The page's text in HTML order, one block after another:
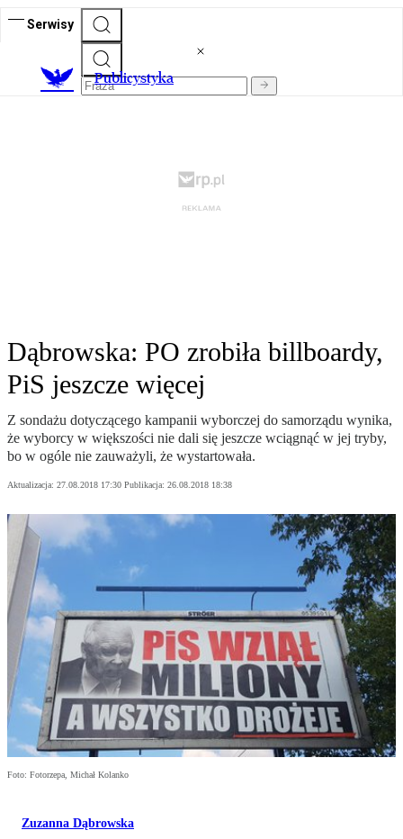
Serwisy
Publicystyka
Dąbrowska: PO zrobiła billboardy,
PiS jeszcze więcej
Z sondażu dotyczącego kampanii wyborczej do samorządu wynika,
że wyborcy w większości nie dali się jeszcze wciągnąć w jej tryby,
bo w ogóle nie zauważyli, że wystartowała.
Aktualizacja: 27.08.2018 17:30 Publikacja: 26.08.2018 18:38
Foto: Fotorzepa, Michał Kolanko
Zuzanna Dąbrowska